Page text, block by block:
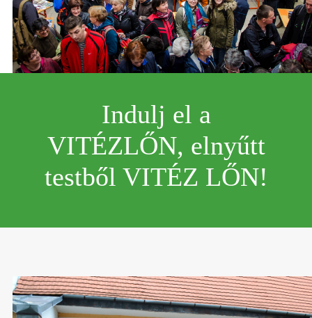
Indulj el a
VITÉZLŐN, elnyűtt
testből VITÉZ LŐN!